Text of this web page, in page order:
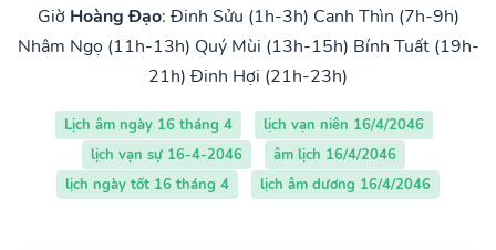
Giờ Hoàng Đạo: Đinh Sửu (1h-3h) Canh Thìn (7h-9h)
Nhâm Ngọ (11h-13h) Quý Mùi (13h-15h) Bính Tuất (19h-
21h) Đinh Hợi (21h-23h)
Lịch âm ngày 16 tháng 4
lịch vạn niên 16/4/2046
lịch vạn sự 16-4-2046
âm lịch 16/4/2046
lịch ngày tốt 16 tháng 4
lịch âm dương 16/4/2046